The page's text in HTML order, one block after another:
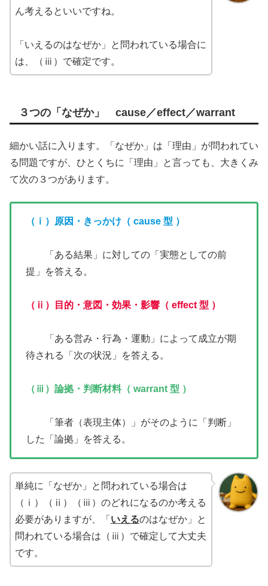
ん考えるといいですね。
「いえるのはなぜか」と問われている場合に
は、（ⅲ）で確定です。
３つの「なぜか」 cause／effect／warrant
細かい話に入ります。「なぜか」は「理由」が問われてい
る問題ですが、ひとくちに「理由」と言っても、大きくみ
て次の３つがあります。
（ⅰ）原因・きっかけ （ cause 型 ）
「ある結果」に対しての「実態としての前
提」を答える。
（ⅱ）目的・意図・効果・影響（ effect 型 ）
「ある営み・行為・運動」によって成立が期
待される「次の状況」を答える。
（ⅲ）論拠・判断材料（ warrant 型 ）
「筆者（表現主体）」がそのように「判断」
した「論拠」を答える。
単純に「なぜか」と問われている場合は
（ⅰ）（ⅱ）（ⅲ）のどれになるのか考える
必要がありますが、「 いえるのはなぜか」と
問われている場合は（ⅲ）で確定して大丈夫
です。